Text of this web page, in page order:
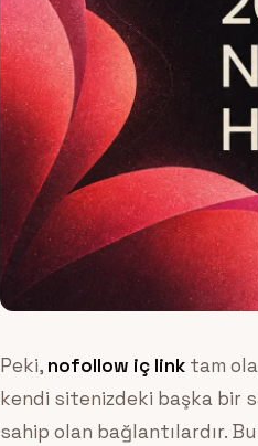
Peki, nofollow iç link tam
kendi sitenizdeki başka bir
sahip olan bağlantılardır.